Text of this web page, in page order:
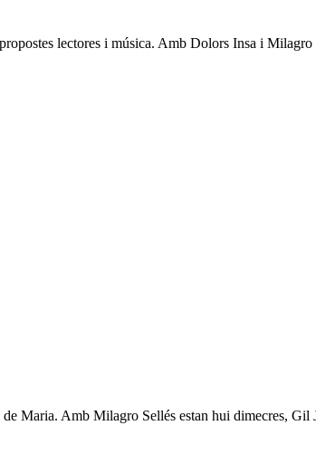
lectores i música. Amb Dolors Insa i Milagro
Maria. Amb Milagro Sellés estan hui dimecres,